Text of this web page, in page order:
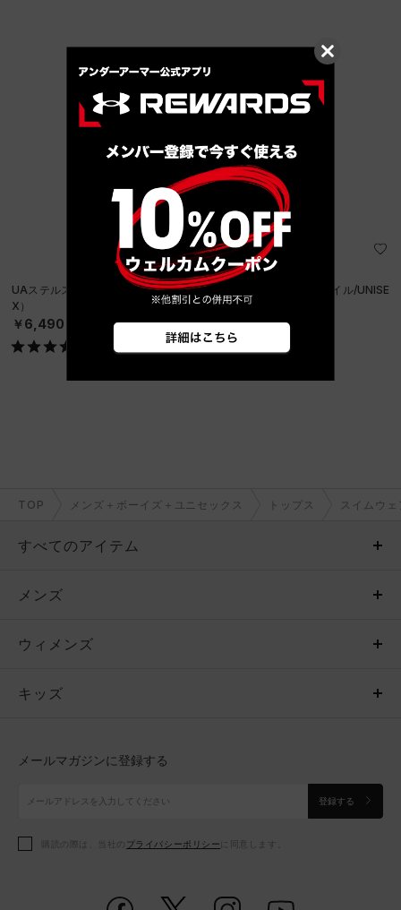
UAステルスフォーム アンクラッシャブル キャップ（ライフスタイル/UNISE
X）
￥6,490
TOP メンズ＋ボーイズ＋ユニセックス トップス スイムウェ
すべてのアイテム
メンズ
ウィメンズ
キッズ
アクセサリー
メンズ
トップス
ボトムス
アクセサリー
ウィメンズ
トップス
シューズ
アクセサリー
キッズ
シューズ
メールマガジンに登録する
登録する
購読の際は、当社の プライバシーポリシー に同意します。